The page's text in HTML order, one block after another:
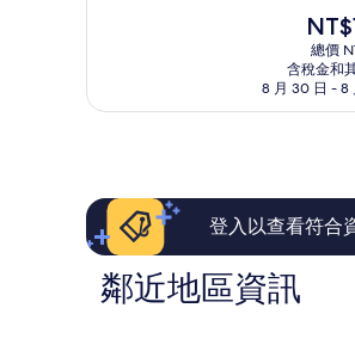
讚，
論
現
在
價
格
為
總價
含稅金和
8 月 30 日 - 8
登入以查看符合
鄰近地區資訊